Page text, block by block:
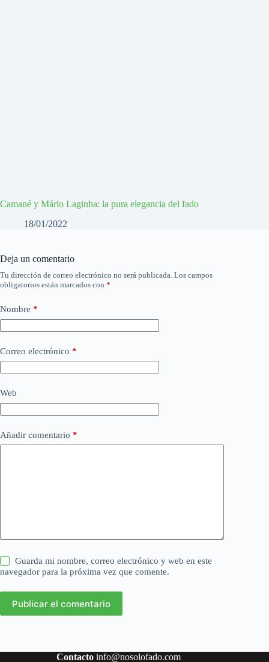
Camané y Mário Laginha: la pura elegancia del fado
18/01/2022
Deja un comentario
Tu dirección de correo electrónico no será publicada. Los campos
obligatorios están marcados con *
Nombre *
Correo electrónico *
Web
Añadir comentario *
Guarda mi nombre, correo electrónico y web en este
navegador para la próxima vez que comente.
Publicar el comentario
Contacto info@nosolofado.com